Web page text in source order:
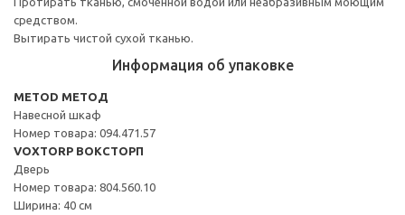
средством.
Вытирать чистой сухой тканью.
Информация об упаковке
METOD МЕТОД
Навесной шкаф
Номер товара: 094.471.57
VOXTORP ВОКСТОРП
Дверь
Номер товара: 804.560.10
Ширина: 40 см